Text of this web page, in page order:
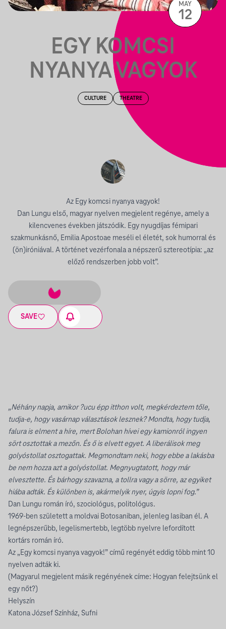
EGY KOMCSI
NYANYA VAGYOK
CULTURE THEATRE
Az Egy komcsi nyanya vagyok!
Dan Lungu első, magyar nyelven megjelent regénye, amely a
kilencvenes években játszódik. Egy nyugdíjas fémipari
szakmunkásnő, Emilia Apostoae meséli el életét, sok humorral és
(ön)iróniával. A történet vezérfonala a népszerű sztereotípia: „az
előző rendszerben jobb volt”.
SAVE
MAY
12
„Néhány napja, amikor ?ucu épp itthon volt, megkérdeztem tőle,
tudja-e, hogy vasárnap választások lesznek? Mondta, hogy tudja,
falura is elment a híre, mert Bolohan hívei egy kamionról ingyen
sört osztottak a mezőn. És ő is elvett egyet. A liberálisok meg
golyóstollat osztogattak. Megmondtam neki, hogy ebbe a lakásba
be nem hozza azt a golyóstollat. Megnyugtatott, hogy már
elvesztette. És bárhogy szavazna, a tollra vagy a sörre, az egyiket
hiába adták. És különben is, akármelyik nyer, úgyis lopni fog.”
Dan Lungu román író, szociológus, politológus.
1969-ben született a moldvai Botosaniban, jelenleg Iasiban él. A
legnépszerűbb, legelismertebb, legtöbb nyelvre lefordított
kortárs román író.
Az „Egy komcsi nyanya vagyok!” című regényét eddig több mint 10
nyelven adták ki.
(Magyarul megjelent másik regényének címe: Hogyan felejtsünk el
egy nőt?)
Helyszín
Katona József Színház, Sufni